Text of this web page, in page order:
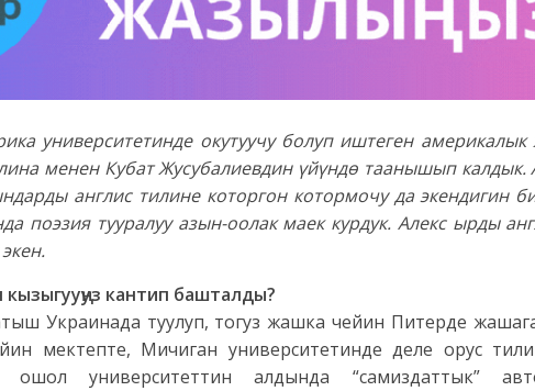
университетинде окутуучу болуп иштеген америкалык
менен Кубат Жусубалиевдин үйүндө таанышып калдык.
англис тилине которгон котормочу да экендигин
поэзия тууралуу азын-оолак маек курдук. Алекс ырды
кантип башталды?
Украинада туулуп, тогуз жашка чейин Питерде
мектепте, Мичиган университетинде деле орус
университеттин алдында “самиздаттык”